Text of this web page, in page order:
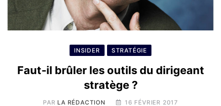
INSIDER STRATÉGIE
Faut-il brûler les outils du dirigeant
stratège ?
PAR LA RÉDACTION 16 FÉVRIER 2017